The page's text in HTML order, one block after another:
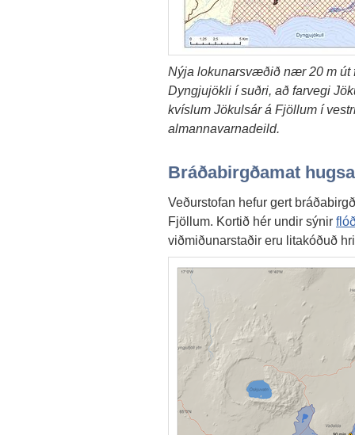
Nýja lokunarsvæðið nær 20 m út
Dyngjujökli í suðri, að farvegi
kvíslum Jökulsár á Fjöllum í
almannavarnadeild.
Bráðabirgðamat
Veðurstofan hefur gert
Fjöllum. Kortið hér undir sýnir
viðmiðunarstaðir eru litakóðuð